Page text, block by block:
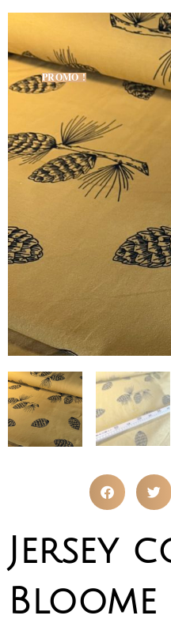
PROMO !
Jersey
Bloome